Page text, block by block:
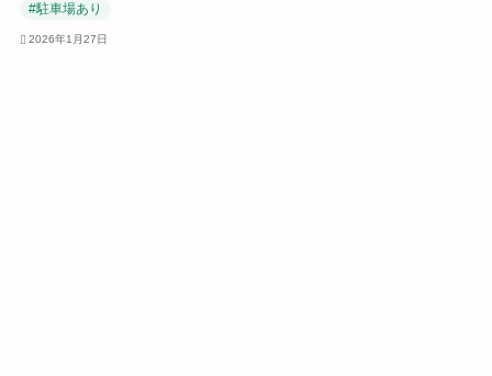
#駐車場あり
2026年1月27日